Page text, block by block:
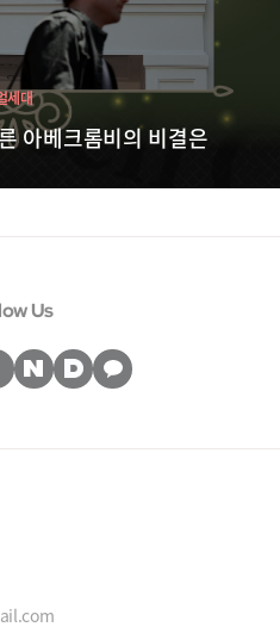
아베크롬비의 비결은
세대
Us